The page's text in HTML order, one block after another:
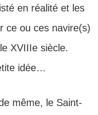
en réalité et les
ce ou ces navire(s)
XVIIIe siècle.
idée…
même, le Saint-